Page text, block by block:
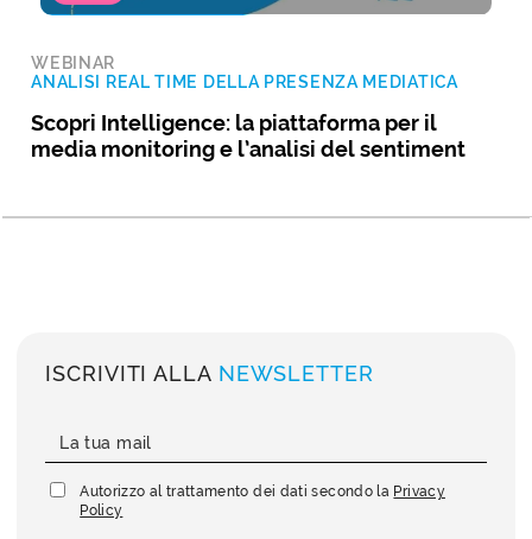
WEBINAR
ANALISI REAL TIME DELLA PRESENZA MEDIATICA
Scopri Intelligence: la piattaforma per il
media monitoring e l’analisi del sentiment
ISCRIVITI ALLA NEWSLETTER
Autorizzo al trattamento dei dati secondo la Privacy
Policy